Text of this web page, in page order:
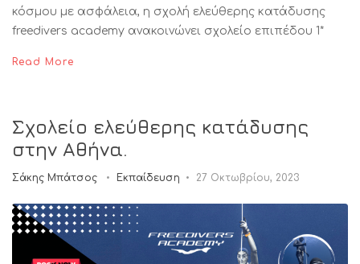
κόσμου με ασφάλεια, η σχολή ελεύθερης κατάδυσης
freedivers academy ανακοινώνει σχολείο επιπέδου 1*
Read More
Σχολείο ελεύθερης κατάδυσης
στην Αθήνα.
Σάκης Μπάτσος Εκπαίδευση 27 Οκτωβρίου, 2023